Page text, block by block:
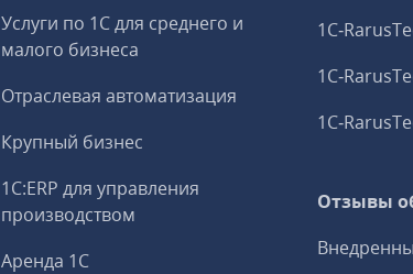
Услуги по 1С для среднего и
малого бизнеса
Отраслевая автоматизация
Крупный бизнес
1С:ERP для управления
производством
Аренда 1С
Отзывы